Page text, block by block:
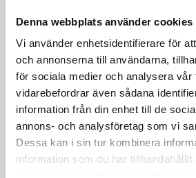
Denna webbplats använder cookies
Vi använder enhetsidentifierare för
och annonserna till användarna,
för sociala medier och analysera vår
vidarebefordrar även sådana
information från din enhet till de
annons- och analysföretag som vi
Dessa kan i sin tur kombinera
information som du har tillhandahållit
Lyxig äppelpaj